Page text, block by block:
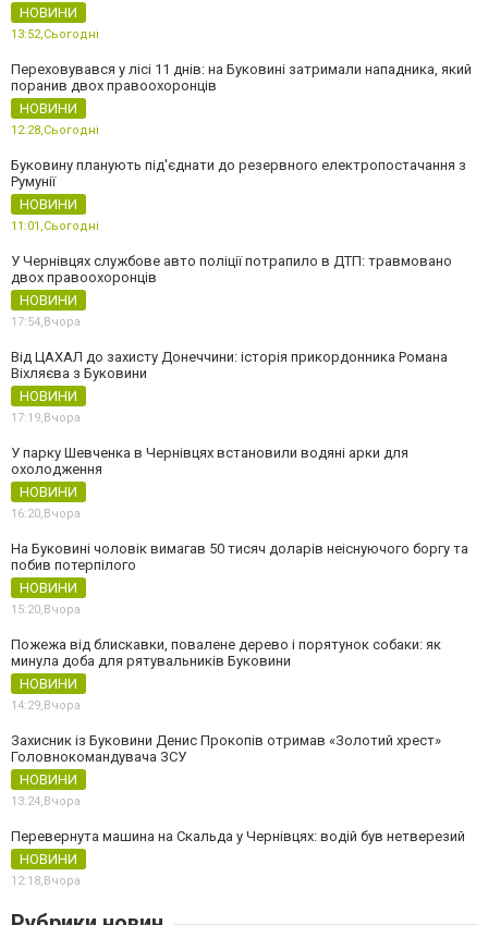
НОВИНИ
13:52, Сьогодні
Переховувався у лісі 11 днів: на Буковині затримали нападника, який
поранив двох правоохоронців
НОВИНИ
12:28, Сьогодні
Буковину планують під'єднати до резервного електропостачання з
Румунії
НОВИНИ
11:01, Сьогодні
У Чернівцях службове авто поліції потрапило в ДТП: травмовано
двох правоохоронців
НОВИНИ
17:54, Вчора
Від ЦАХАЛ до захисту Донеччини: історія прикордонника Романа
Віхляєва з Буковини
НОВИНИ
17:19, Вчора
У парку Шевченка в Чернівцях встановили водяні арки для
охолодження
НОВИНИ
16:20, Вчора
На Буковині чоловік вимагав 50 тисяч доларів неіснуючого боргу та
побив потерпілого
НОВИНИ
15:20, Вчора
Пожежа від блискавки, повалене дерево і порятунок собаки: як
минула доба для рятувальників Буковини
НОВИНИ
14:29, Вчора
Захисник із Буковини Денис Прокопів отримав «Золотий хрест»
Головнокомандувача ЗСУ
НОВИНИ
13:24, Вчора
Перевернута машина на Скальда у Чернівцях: водій був нетверезий
НОВИНИ
12:18, Вчора